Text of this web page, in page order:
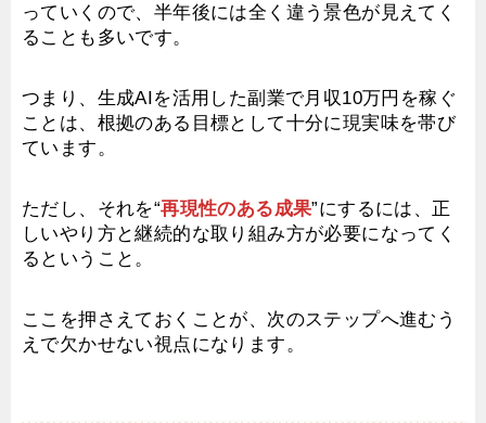
っていくので、半年後には全く違う景色が見えてく
ることも多いです。
つまり、生成AIを活用した副業で月収10万円を稼ぐ
ことは、根拠のある目標として十分に現実味を帯び
ています。
ただし、それを“再現性のある成果”にするには、正
しいやり方と継続的な取り組み方が必要になってく
るということ。
ここを押さえておくことが、次のステップへ進むう
えで欠かせない視点になります。